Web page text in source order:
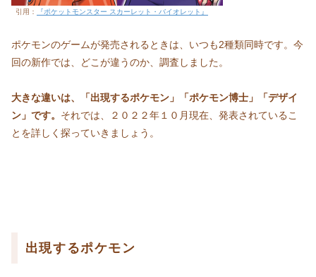
引用： 『ポケットモンスター スカーレット・バイオレット』
ポケモンのゲームが発売されるときは、いつも2種類同時です。今
回の新作では、どこが違うのか、調査しました。
大きな違いは、「出現するポケモン」「ポケモン博士」「デザイ
ン」です。 それでは、２０２２年１０月現在、発表されているこ
とを詳しく探っていきましょう。
出現するポケモン